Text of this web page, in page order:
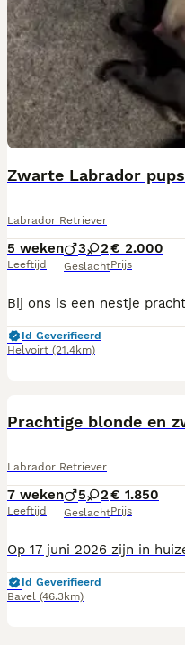
Zwarte Labrador pups
Labrador Retriever
5 weken
Leeftijd
3 2
Geslacht
€ 2.000
Prijs
Id Geverifieerd
Helvoirt (21.4km)
Labrador Retriever
7 weken
Leeftijd
5 2
Geslacht
€ 1.850
Prijs
Id Geverifieerd
Bavel (46.3km)